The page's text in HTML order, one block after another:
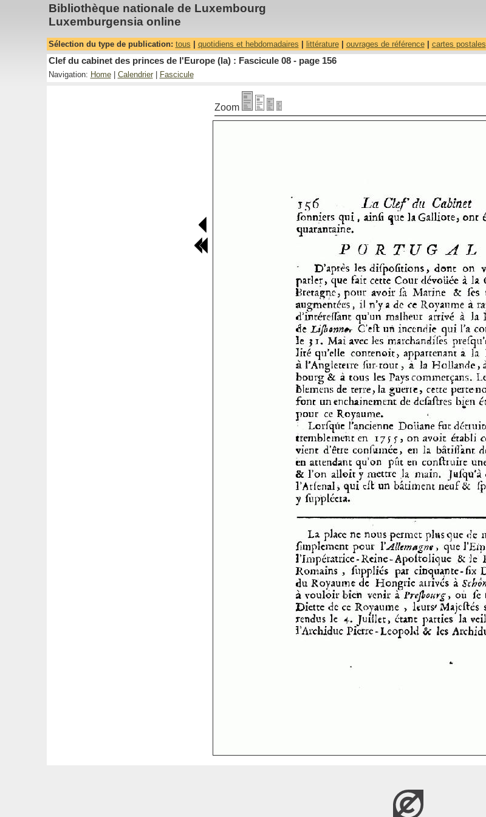
Bibliothèque nationale de Luxembourg
Luxemburgensia online
Sélection du type de publication: tous quotidiens et hebdomadaires littérature| ouvrages de référence| cartes postales
Clef du cabinet des princes de l'Europe (la) : Fascicule 08 - page 156
Navigation: Home| Calendrier| Fascicule
Zoom